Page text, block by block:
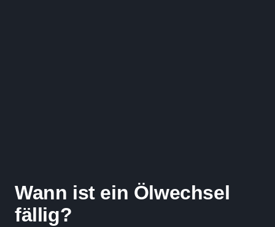
Wann ist ein Ölwechsel
fällig?